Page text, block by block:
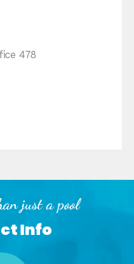
478
just a pool
Info